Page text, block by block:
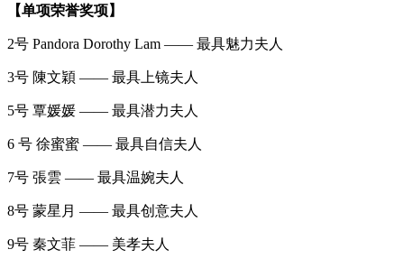
【单项荣誉奖项】
2号 Pandora Dorothy Lam —— 最具魅力夫人
3号 陳文穎 —— 最具上镜夫人
5号 覃媛媛 —— 最具潜力夫人
6 号 徐蜜蜜 —— 最具自信夫人
7号 張雲 —— 最具温婉夫人
8号 蒙星月 —— 最具创意夫人
9号 秦文菲 —— 美孝夫人